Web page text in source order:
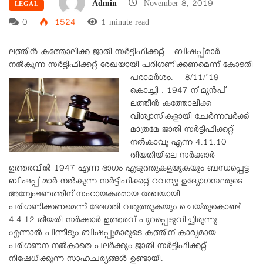
LEGAL Admin
November 8, 2019
0
1524 1 minute read
ലത്തീൻ കത്തോലിക്ക ജാതി സർട്ടിഫിക്കറ്റ് – ബിഷപ്പ്മാർ
നൽകുന്ന സർട്ടിഫിക്കറ്റ് രേഖയായി പരിഗണിക്കണമെന്ന് കോടതി
പരാമർശം. 8/11/’19
കൊച്ചി : 1947 ന് മുൻപ്
ലത്തീൻ കത്തോലിക്ക
വിശ്വാസികളായി ചേർന്നവർക്ക്
മാത്രമേ ജാതി സർട്ടിഫിക്കറ്റ്
നൽകാവൂ എന്ന 4.11.10
തീയതിയിലെ സർക്കാർ
ഉത്തരവിൽ 1947 എന്ന ഭാഗം എടുത്തുകളയുകയും ബന്ധപ്പെട്ട
ബിഷപ്പ് മാർ നൽകുന്ന സർട്ടിഫിക്കറ്റ് റവന്യൂ ഉദ്യോഗസ്ഥരുടെ
അന്വേഷണത്തിന് സഹായകരമായ രേഖയായി
പരിഗണിക്കണമെന്ന് ഭേദഗതി വരുത്തുകയും ചെയ്തുകൊണ്ട്
4.4.12 തീയതി സർക്കാർ ഉത്തരവ് പുറപ്പെടുവിച്ചിരുന്നു.
എന്നാൽ പിന്നീടും ബിഷപ്പുമാരുടെ കത്തിന് കാര്യമായ
പരിഗണന നൽകാതെ പലർക്കും ജാതി സർട്ടിഫിക്കറ്റ്
നിഷേധിക്കുന്ന സാഹചര്യങ്ങൾ ഉണ്ടായി.